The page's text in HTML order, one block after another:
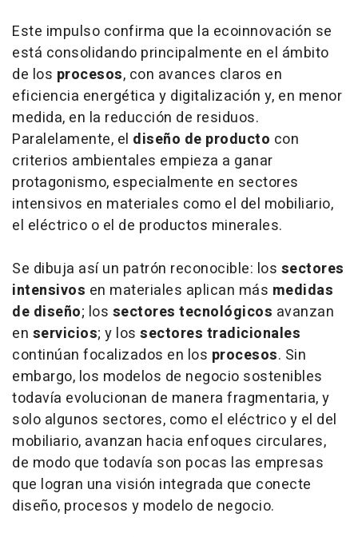
Este impulso confirma que la ecoinnovación se
está consolidando principalmente en el ámbito
de los procesos, con avances claros en
eficiencia energética y digitalización y, en menor
medida, en la reducción de residuos.
Paralelamente, el diseño de producto con
criterios ambientales empieza a ganar
protagonismo, especialmente en sectores
intensivos en materiales como el del mobiliario,
el eléctrico o el de productos minerales.
Se dibuja así un patrón reconocible: los sectores
intensivos en materiales aplican más medidas
de diseño; los sectores tecnológicos avanzan
en servicios; y los sectores tradicionales
continúan focalizados en los procesos. Sin
embargo, los modelos de negocio sostenibles
todavía evolucionan de manera fragmentaria, y
solo algunos sectores, como el eléctrico y el del
mobiliario, avanzan hacia enfoques circulares,
de modo que todavía son pocas las empresas
que logran una visión integrada que conecte
diseño, procesos y modelo de negocio.